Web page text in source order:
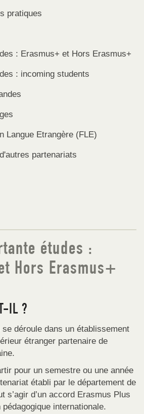
pratiques
: Erasmus+ et Hors Erasmus+
: incoming students
Langue Etrangère (FLE)
partenariats
études :
Hors Erasmus+
IL ?
déroule dans un établissement
étranger partenaire de
pour un semestre ou une année
établi par le département de
s’agir d’un accord Erasmus Plus
pédagogique internationale.